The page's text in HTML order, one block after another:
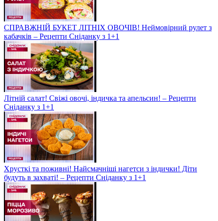
СПРАВЖНІЙ БУКЕТ ЛІТНІХ ОВОЧІВ! Неймовірний рулет з
кабачків – Рецепти Сніданку з 1+1
Літній салат! Свіжі овочі, індичка та апельсин! – Рецепти
Сніданку з 1+1
Хрусткі та поживні! Найсмачніші нагетси з індички! Діти
будуть в захваті! – Рецепти Сніданку з 1+1